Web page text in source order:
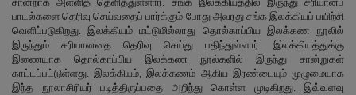
பாடல்களை தெரிவு செய்வதைப் பார்க்கும் போது அவரது சங்க இலக்கியப் பயிற்சி
வெளிப்படுகிறது. இலக்கியம் மட்டுமில்லாது தொல்காப்பிய இலக்கண நூலில்
இருந்தும் சரியானதை தெரிவு செய்து பதிந்துள்ளார். இலக்கியத்துக்கு
இணையாக தொல்காப்பிய இலக்கண நூல்களில் இருந்து சான்றுகள்
காட்டப்பட்டுள்ளது. இலக்கியம், இலக்கணம் ஆகிய இரண்டையும் முழுமையாக
இந்த நூலாசிரியர் படித்திருப்பதை அறிந்து கொள்ள முடிகிறது. இவ்வளவு